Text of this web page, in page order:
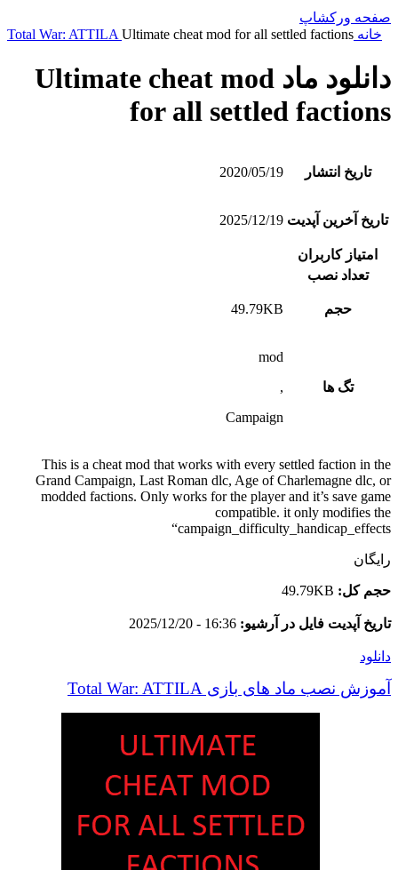
صفحه ورکشاپ
خانه
Total War: ATTILA Ultimate cheat mod for all settled factions
دانلود ماد Ultimate cheat mod
for all settled factions
تاریخ انتشار 2020/05/19
تاریخ آخرین آپدیت 2025/12/19
امتیاز کاربران
تعداد نصب
حجم 49.79KB
تگ ها
mod
,
Campaign
This is a cheat mod that works with every settled faction in the
Grand Campaign, Last Roman dlc, Age of Charlemagne dlc, or
modded factions. Only works for the player and it’s save game
compatible. it only modifies the
“campaign_difficulty_handicap_effects
رایگان
حجم کل: 49.79KB
تاریخ آپدیت فایل در آرشیو: 16:36 - 2025/12/20
دانلود
آموزش نصب ماد های بازی Total War: ATTILA